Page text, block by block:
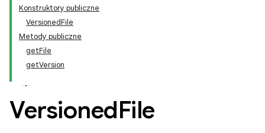
Konstruktory publiczne
VersionedFile
Metody publiczne
getFile
getVersion
VersionedFile